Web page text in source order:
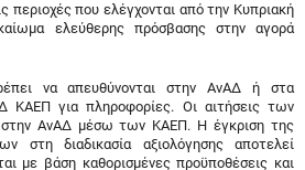
περιοχές που ελέγχονται από την Κυπριακή
ελεύθερης πρόσβασης στην αγορά
να απευθύνονται στην ΑνΑΔ ή στα
ΚΑΕΠ για πληροφορίες. Οι αιτήσεις των
στην ΑνΑΔ μέσω των ΚΑΕΠ. Η έγκριση της
στη διαδικασία αξιολόγησης αποτελεί
με βάση καθορισμένες προϋποθέσεις και